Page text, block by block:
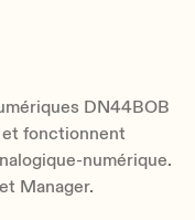
DN44BOB
fonctionnent
numérique.
Manager.